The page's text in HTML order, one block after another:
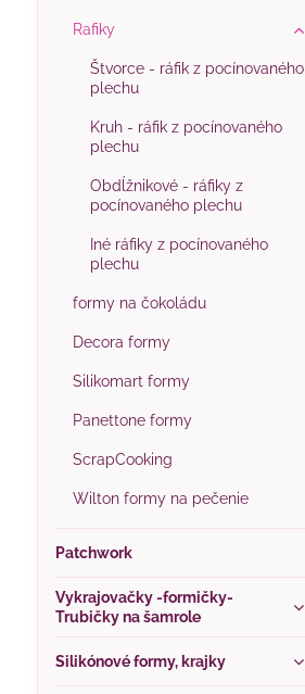
Rafiky
Štvorce - ráfik z pocínovaného
plechu
Kruh - ráfik z pocínovaného
plechu
Obdĺžnikové - ráfiky z
pocínovaného plechu
Iné ráfiky z pocínovaného
plechu
formy na čokoládu
Decora formy
Silikomart formy
Panettone formy
ScrapCooking
Wilton formy na pečenie
Patchwork
Vykrajovačky -formičky-
Trubičky na šamrole
Silikónové formy, krajky